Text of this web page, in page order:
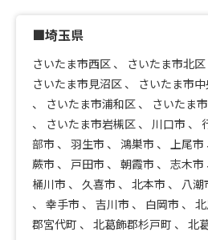
■埼玉県
さいたま市西区 、 さいたま市北区
さいたま市見沼区 、 さいたま市
、 さいたま市浦和区 、 さいたま
、 さいたま市岩槻区 、 川口市 、
部市 、 羽生市 、 鴻巣市 、 上尾市
蕨市 、 戸田市 、 朝霞市 、 志木市
桶川市 、 久喜市 、 北本市 、 八潮
、 幸手市 、 吉川市 、 白岡市 、
郡宮代町 、 北葛飾郡杉戸町 、 北